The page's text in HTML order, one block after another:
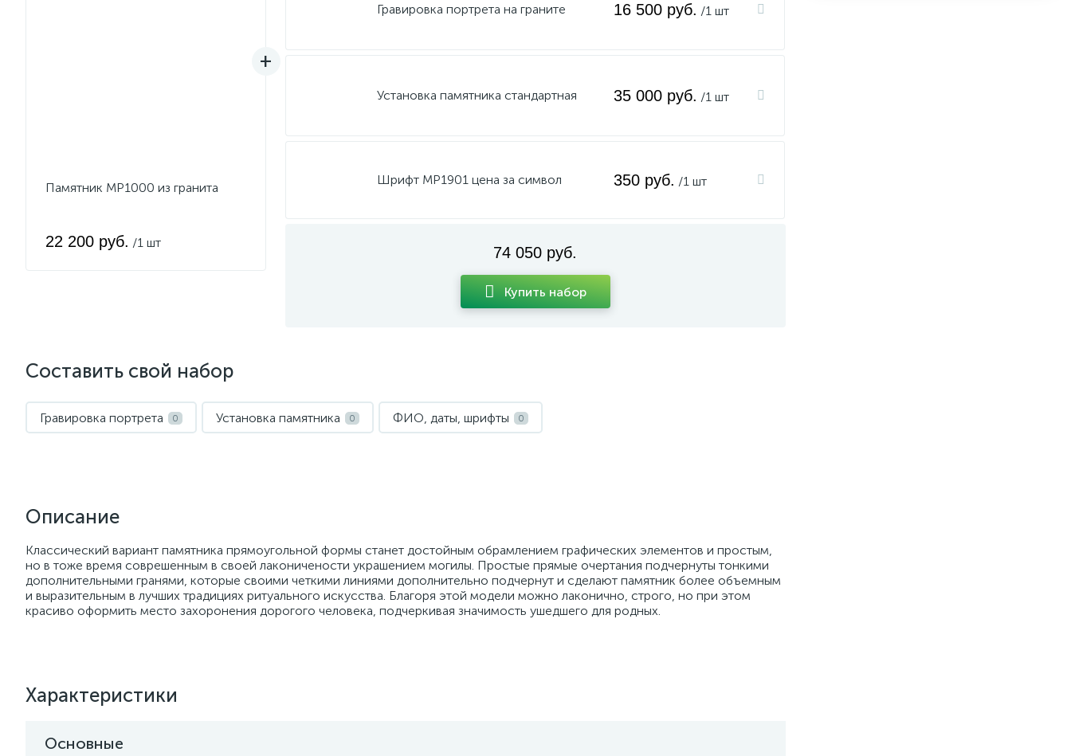
Памятник MP1000 из гранита
22 200 руб. /1 шт
Гравировка портрета на граните 16 500 руб. /1 шт
Установка памятника стандартная 35 000 руб. /1 шт
Шрифт MP1901 цена за символ 350 руб. /1 шт
74 050 руб.
Купить набор
Составить свой набор
Гравировка портрета 0 Установка памятника 0 ФИО, даты, шрифты 0
Описание
Классический вариант памятника прямоугольной формы станет достойным обрамлением графических элементов и простым,
но в тоже время соврешенным в своей лаконичености украшением могилы. Простые прямые очертания подчернуты тонкими
дополнительными гранями, которые своими четкими линиями дополнительно подчернут и сделают памятник более объемным
и выразительным в лучших традициях ритуального искусства. Благоря этой модели можно лаконично, строго, но при этом
красиво оформить место захоронения дорогого человека, подчеркивая значимость ушедшего для родных.
Характеристики
Основные